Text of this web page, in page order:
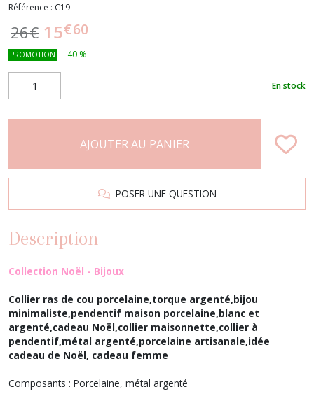
Référence : C19
26€ 15€60
PROMOTION - 40 %
En stock
AJOUTER AU PANIER
POSER UNE QUESTION
Description
Collection Noël - Bijoux
Collier ras de cou porcelaine,torque argenté,bijou
minimaliste,pendentif maison porcelaine,blanc et
argenté,cadeau Noël,collier maisonnette,collier à
pendentif,métal argenté,porcelaine artisanale,idée
cadeau de Noël, cadeau femme
Composants : Porcelaine, métal argenté